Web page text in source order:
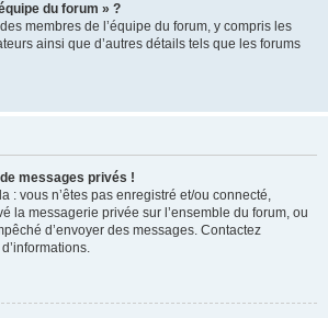
du forum » ?
membres de l’équipe du forum, y compris les
ainsi que d’autres détails tels que les forums
messages privés !
: vous n’êtes pas enregistré et/ou connecté,
la messagerie privée sur l’ensemble du forum, ou
d’envoyer des messages. Contactez